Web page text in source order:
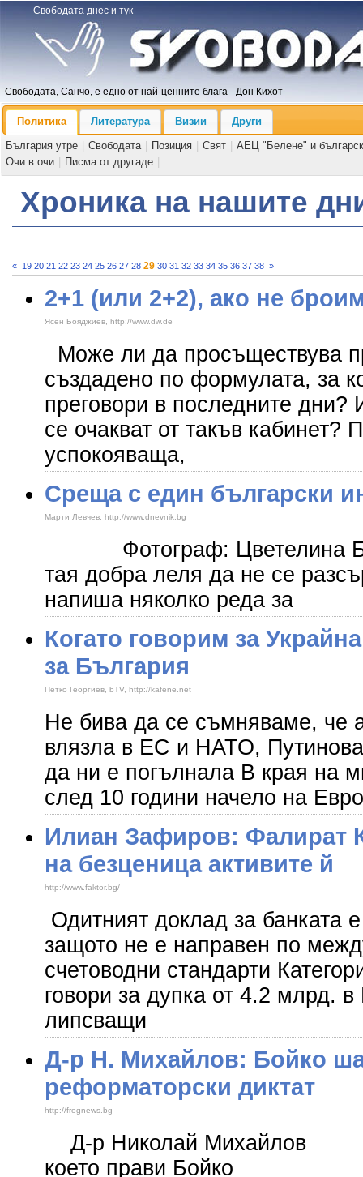
Свободата днес и тук
Свободата, Санчо, е едно от най-ценните блага - Дон Кихот
Политика Литература Визии
Други
България утре
Свободата Позиция Свят
АЕЦ "Белене" и
Очи в очи
Писма от другаде
Хроника на нашите
« 19 20 21 22 23 24 25 26 27 28 29 30 31 32 33 34 35 36 37 38 »
2+1 (или 2+2), ако не
Ясен Бояджиев, http://www.dw.de
Може ли да просъществува
създадено по формулата, за
преговори в последните дни?
се очакват от такъв кабинет?
успокояваща,
Среща с един български
Марти Левчев, http://www.dnevnik.bg
Фотограф: Цветелина
тая добра леля да не се
напиша няколко реда за
Когато говорим за
за България
Петко Георгиев, bTV, http://kafene.net
Не бива да се съмняваме, че
влязла в ЕС и НАТО,
да ни е погълнала В края на
след 10 години начело на
Илиан Зафиров: Фалират
на безценица активите й
http://www.faktor.bg/
Одитният доклад за банката
защото не е направен по
счетоводни стандарти
говори за дупка от 4.2 млрд.
липсващи
Д-р Н. Михайлов: Бойко
реформаторски диктат
http://frognews.bg
Д-р Николай
което прави Бойко